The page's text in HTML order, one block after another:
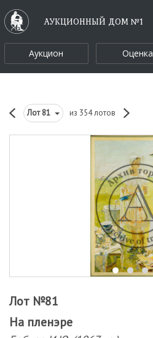
АУКЦИОННЫЙ ДОМ №1
Аукцион Оценка
Лот81 из 354 лотов
Лот №81
На пленэре